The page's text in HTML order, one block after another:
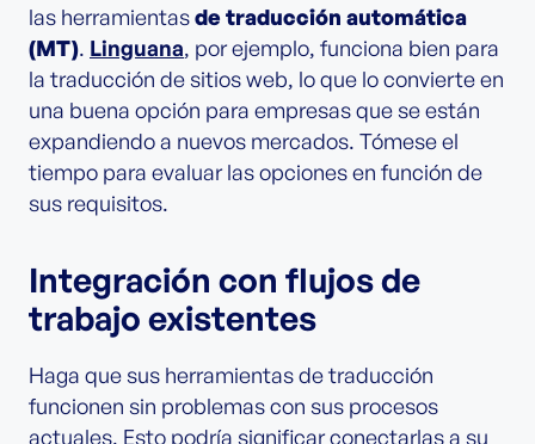
las herramientasde traducción automática
(MT). Linguana, por ejemplo, funciona bien para
la traducción de sitios web, lo que lo convierte en
una buena opción para empresas que se están
expandiendo a nuevos mercados. Tómese el
tiempo para evaluar las opciones en función de
sus requisitos.
Integración con flujos de
trabajo existentes
Haga que sus herramientas de traducción
funcionen sin problemas con sus procesos
actuales. Esto podría significar conectarlas a su